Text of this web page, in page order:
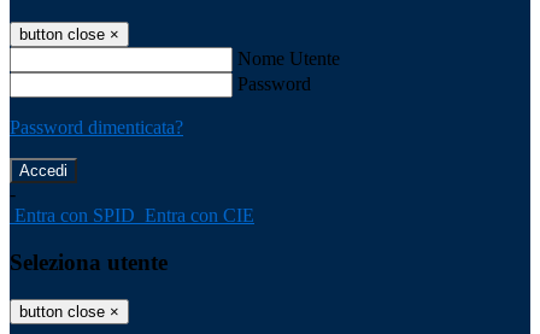
button close ×
Nome Utente
Password
Password dimenticata?
-
Entra con SPID Entra con CIE
Seleziona utente
button close ×